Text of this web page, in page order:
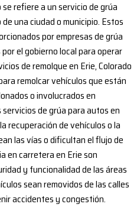
refiere a un servicio de grúa
una ciudad o municipio. Estos
por empresas de grúa
el gobierno local para operar
de remolque en Erie, Colorado
remolcar vehículos que están
o involucrados en
de grúa para autos en
recuperación de vehículos o la
las vías o dificultan el flujo de
en carretera en Erie son
y funcionalidad de las áreas
sean removidos de las calles
accidentes y congestión.